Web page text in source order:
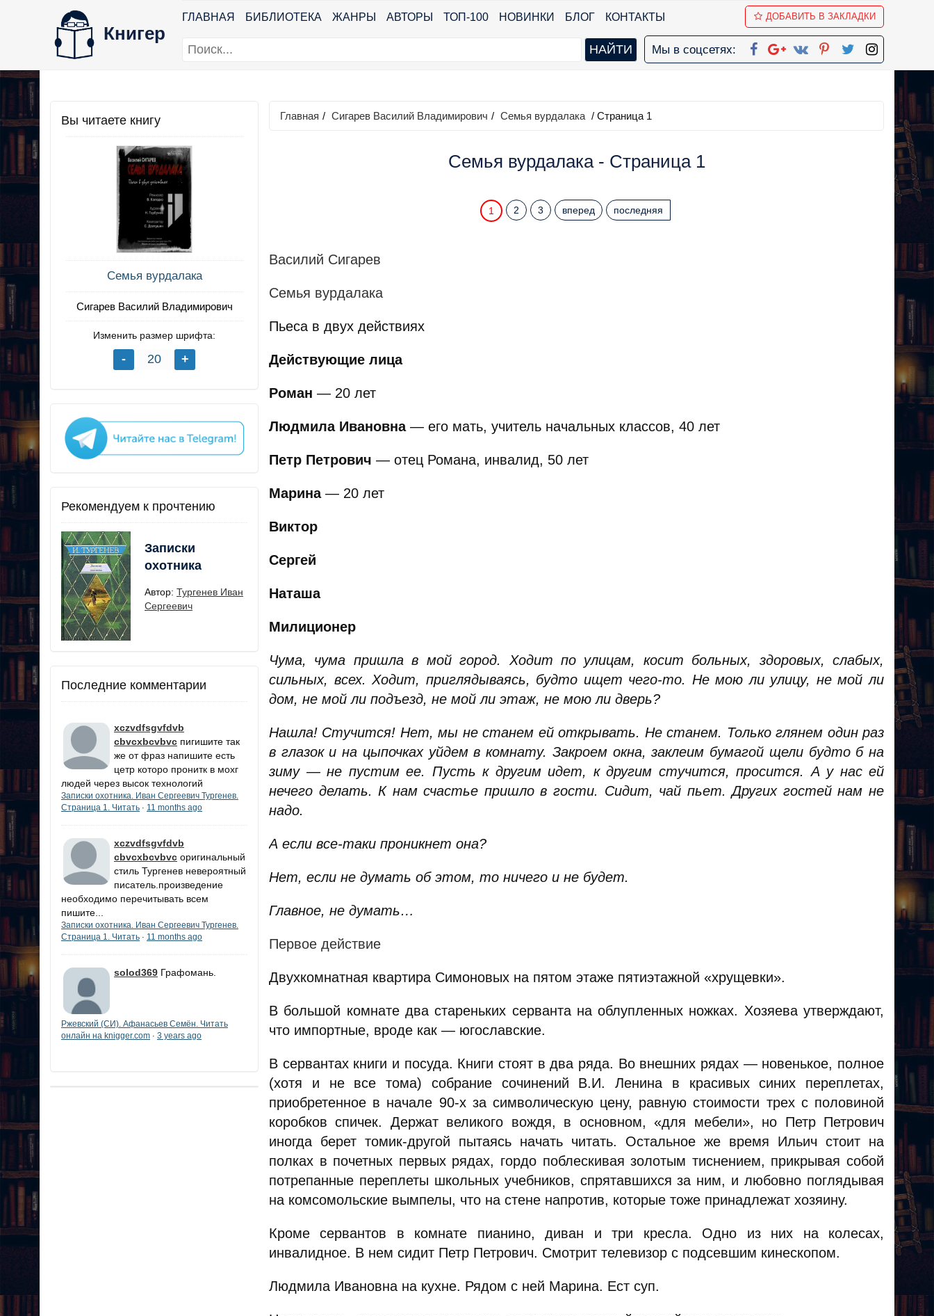
Книгер
ГЛАВНАЯ БИБЛИОТЕКА ЖАНРЫ АВТОРЫ ТОП-100 НОВИНКИ БЛОГ КОНТАКТЫ ДОБАВИТЬ В ЗАКЛАДКИ
Мы в соцсетях:
Вы читаете книгу
Семья вурдалака
Сигарев Василий Владимирович
Изменить размер шрифта:
Рекомендуем к прочтению
Записки
охотника
Автор: Тургенев Иван
Сергеевич
Последние комментарии
xczvdfsgvfdvb
cbvcxbcvbvc пигишите так
же от фраз напишите есть
цетр которо пронитк в мохг
людей через высок технологий
Записки охотника. Иван Сергеевич Тургенев.
Страница 1. Читать · 11 months ago
xczvdfsgvfdvb
cbvcxbcvbvc оригинальный
стиль Тургенев невероятный
писатель.произведение
необходимо перечитывать всем
пишите...
Записки охотника. Иван Сергеевич Тургенев.
Страница 1. Читать · 11 months ago
solod369 Графомань.
Ржевский (СИ). Афанасьев Семён. Читать
онлайн на knigger.com · 3 years ago
Главная / Сигарев Василий Владимирович / Семья вурдалака / Страница 1
Семья вурдалака - Страница 1
1 2 3 вперед последняя
Василий Сигарев
Семья вурдалака
Пьеса в двух действиях
Действующие лица
Роман — 20 лет
Людмила Ивановна— его мать, учитель начальных классов, 40 лет
Петр Петрович — отец Романа, инвалид, 50 лет
Марина— 20 лет
Виктор
Сергей
Наташа
Милиционер
Чума, чума пришла в мой город. Ходит по улицам, косит больных, здоровых, слабых,
сильных, всех. Ходит, приглядываясь, будто ищет чего-то. Не мою ли улицу, не мой ли
дом, не мой ли подъезд, не мой ли этаж, не мою ли дверь?
Нашла! Стучится! Нет, мы не станем ей открывать. Не станем. Только глянем один раз
в глазок и на цыпочках уйдем в комнату. Закроем окна, заклеим бумагой щели будто б на
зиму — не пустим ее. Пусть к другим идет, к другим стучится, просится. А у нас ей
нечего делать. К нам счастье пришло в гости. Сидит, чай пьет. Других гостей нам не
надо.
А если все-таки проникнет она?
Нет, если не думать об этом, то ничего и не будет.
Главное, не думать…
Первое действие
Двухкомнатная квартира Симоновых на пятом этаже пятиэтажной «хрущевки».
В большой комнате два стареньких серванта на облупленных ножках. Хозяева утверждают,
что импортные, вроде как — югославские.
В сервантах книги и посуда. Книги стоят в два ряда. Во внешних рядах — новенькое, полное
(хотя и не все тома) собрание сочинений В.И. Ленина в красивых синих переплетах,
приобретенное в начале 90-х за символическую цену, равную стоимости трех с половиной
коробков спичек. Держат великого вождя, в основном, «для мебели», но Петр Петрович
иногда берет томик-другой пытаясь начать читать. Остальное же время Ильич стоит на
полках в почетных первых рядах, гордо поблескивая золотым тиснением, прикрывая собой
потрепанные переплеты школьных учебников, спрятавшихся за ним, и любовно поглядывая
на комсомольские вымпелы, что на стене напротив, которые тоже принадлежат хозяину.
Кроме сервантов в комнате пианино, диван и три кресла. Одно из них на колесах,
инвалидное. В нем сидит Петр Петрович. Смотрит телевизор с подсевшим кинескопом.
Людмила Ивановна на кухне. Рядом с ней Марина. Ест суп.